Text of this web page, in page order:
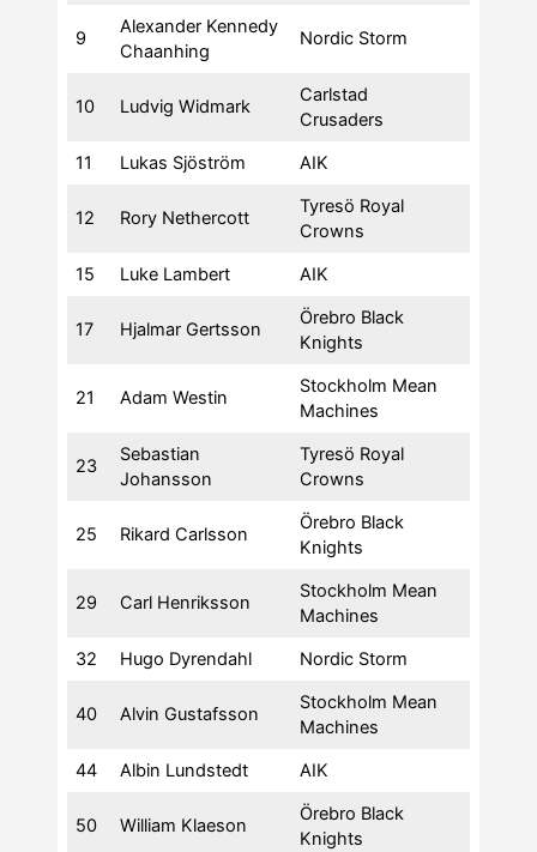
9
Alexander Kennedy
Chaanhing
Nordic Storm
10 Ludvig Widmark
Carlstad
Crusaders
11
Lukas Sjöström AIK
12 Rory Nethercott
Tyresö Royal
Crowns
15
Luke Lambert AIK
17 Hjalmar Gertsson
Örebro Black
Knights
21 Adam Westin
Stockholm Mean
Machines
23
Sebastian
Johansson
Tyresö Royal
Crowns
25 Rikard Carlsson
Örebro Black
Knights
29 Carl Henriksson
Stockholm Mean
Machines
32
Hugo Dyrendahl Nordic Storm
40 Alvin Gustafsson
Stockholm Mean
Machines
44
Albin Lundstedt AIK
50 William Klaeson
Örebro Black
Knights